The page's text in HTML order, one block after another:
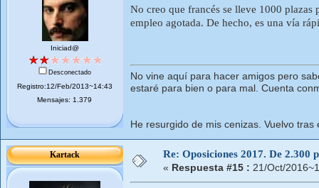
Iniciad@
Desconectado
Registro:12/Feb/2013~14:43
Mensajes: 1.379
No creo que francés se lleve 1000
empleo agotada. De hecho, es una vía
No vine aquí para hacer amigos pero
estaré para bien o para mal. Cuenta
He resurgido de mis cenizas. Vuelvo tras
Kartack Re: Oposiciones 2017. De 2.300
« Respuesta #15 : 21/Oct/